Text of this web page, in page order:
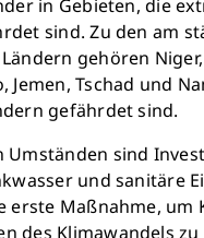
in Gebieten, die
sind. Zu den am
gehören
Jemen, Tschad und
gefährdet sind.
Umständen sind
und sanitäre
erste Maßnahme, um
des Klimawandels
Sie noch